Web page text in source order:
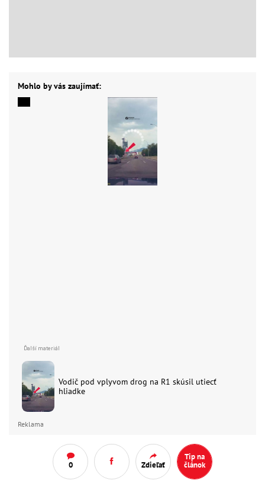
Mohlo by vás zaujímať:
Vodič pod vplyvom drog na R1 skúsil utiecť
hliadke
Reklama
0 Zdieľať
Tip na
článok